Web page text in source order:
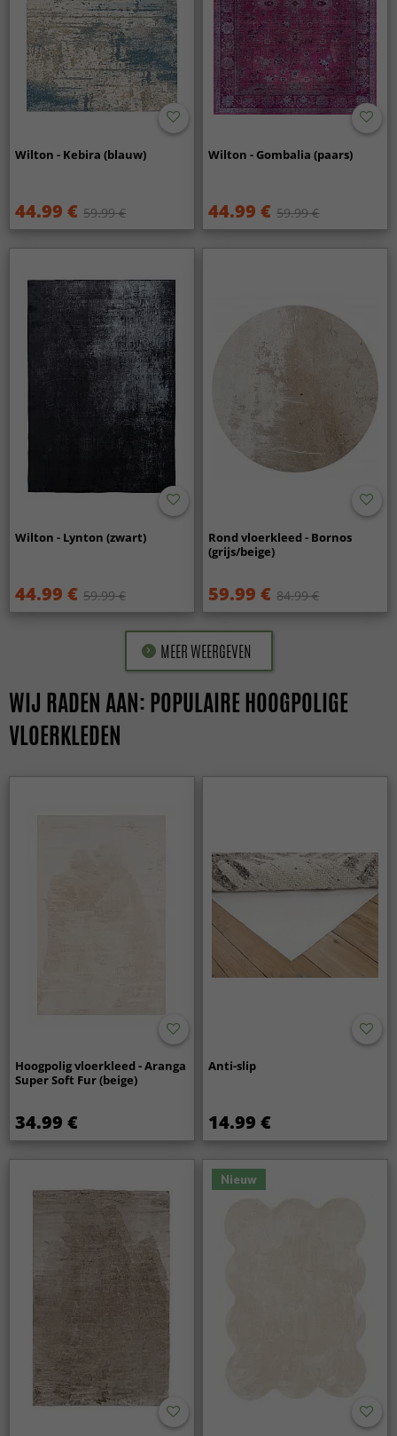
Wilton - Kebira (blauw)
44.99 € 59.99 €
Wilton - Gombalia (paars)
44.99 € 59.99 €
Wilton - Lynton (zwart)
44.99 € 59.99 €
Rond vloerkleed - Bornos
(grijs/beige)
59.99 € 84.99 €
MEER WEERGEVEN
WIJ RADEN AAN: POPULAIRE HOOGPOLIGE
VLOERKLEDEN
Hoogpolig vloerkleed - Aranga
Super Soft Fur (beige)
34.99 €
Anti-slip
14.99 €
Nieuw